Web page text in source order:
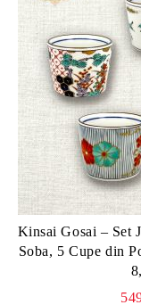
Kinsai Gosai – Set
Soba, 5 Cupe din